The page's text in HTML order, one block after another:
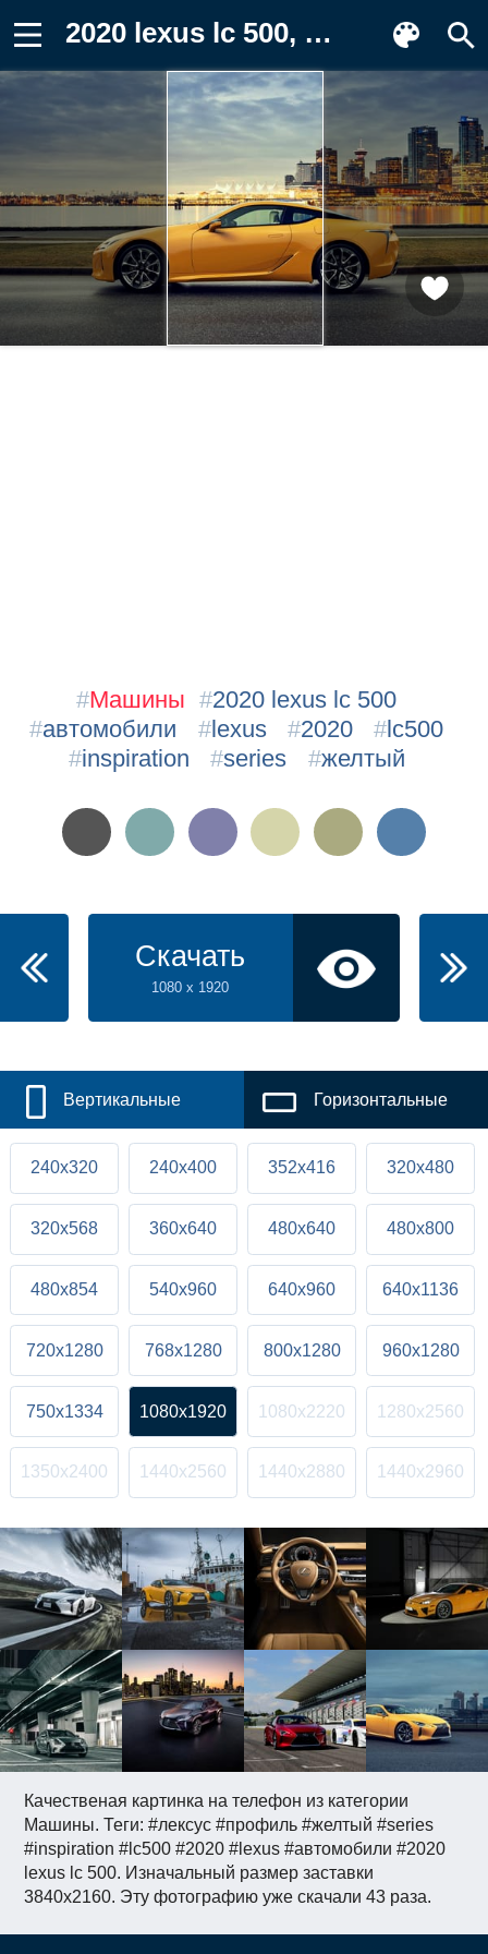
2020 lexus lc 500, автомобили, lexus Картинка на телефон
Качественая картинка на телефон из категории
Машины. Теги: #лексус #профиль #желтый #series
#inspiration #lc500 #2020 #lexus #автомобили #2020
lexus lc 500. Изначальный размер заставки
3840x2160. Эту фотографию уже скачали 43 раза.
#Машины #2020 lexus lc 500
#автомобили #lexus #2020 # lc500
#inspiration #series #желтый
Скачать
1080 x 1920
Вертикальные Горизонтальные
240x320 240x400 352x416 320x480
320x568 360x640 480x640 480x800
480x854 540x960 640x960 640x1136
720x1280 768x1280 800x1280 960x1280
750x1334 1080x1920 1080x2220 1280x2560
1350x2400 1440x2560 1440x2880 1440x2960